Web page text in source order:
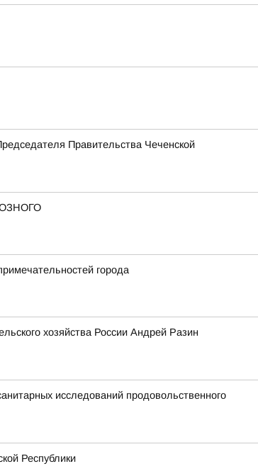
Правительства Чеченской
города
хозяйства России Андрей Разин
исследований продовольственного
Республики